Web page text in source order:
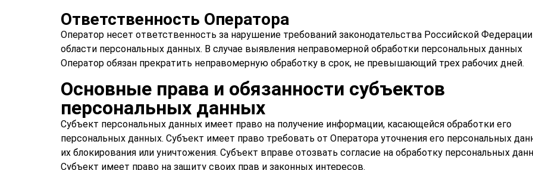
Ответственность Оператора
Оператор несет ответственность за нарушение требований законодательства Российской
области персональных данных. В случае выявления неправомерной обработки персональных данных
Оператор обязан прекратить неправомерную обработку в срок, не превышающий трех рабочих дней.
Основные права и обязанности субъектов
персональных данных
Субъект персональных данных имеет право на получение информации, касающейся обработки его
персональных данных. Субъект имеет право требовать от Оператора уточнения его персональных
их блокирования или уничтожения. Субъект вправе отозвать согласие на обработку персональных
Субъект имеет право на защиту своих прав и законных интересов.